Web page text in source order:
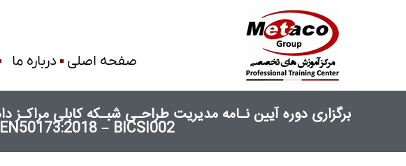
صفحه اصلی درباره ما
EN50173:2018 – BICSI002 در شرکت خدمات انفورماتیک